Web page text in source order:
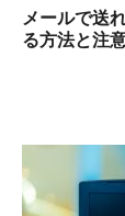
メールで送
る方法と注